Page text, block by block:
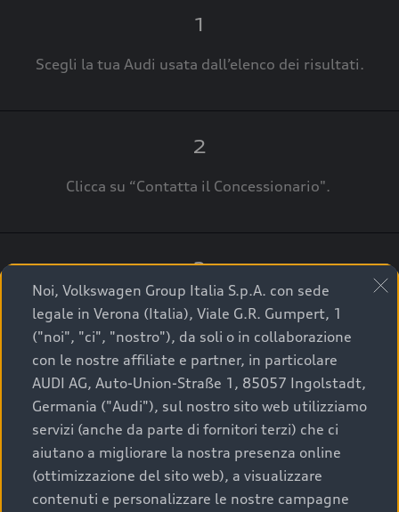
1
Scegli la tua Audi usata dall’elenco dei risultati.
2
Clicca su “Contatta il Concessionario".
3
A breve verrai ricontattato dal Customer Care
Audi Center o direttamente dal Concessionario
che ti supporterà per finalizzare la tua richiesta.
La qualità di acquistare
un’auto usata Audi
Noi, Volkswagen Group Italia S.p.A. con sede
legale in Verona (Italia), Viale G.R. Gumpert, 1
("noi", "ci", "nostro"), da soli o in collaborazione
con le nostre affiliate e partner, in particolare
AUDI AG, Auto-Union-Straße 1, 85057 Ingolstadt,
Germania ("Audi"), sul nostro sito web utilizziamo
servizi (anche da parte di fornitori terzi) che ci
aiutano a migliorare la nostra presenza online
(ottimizzazione del sito web), a visualizzare
contenuti e personalizzare le nostre campagne